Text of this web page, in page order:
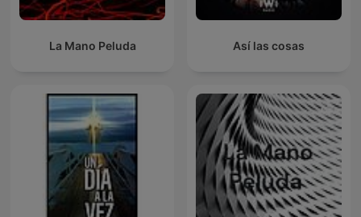
La Mano Peluda Así las cosas